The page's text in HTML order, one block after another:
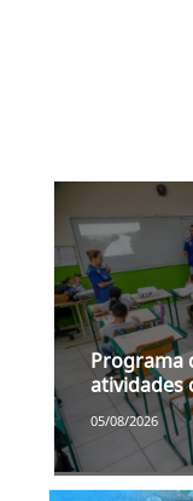
Programa
atividades
semestre
05/08/2026